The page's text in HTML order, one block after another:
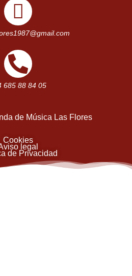
685 88 84 05
de Música Las Flores
Cookies
legal
de Privacidad